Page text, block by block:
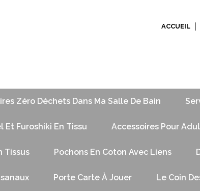
ACCUEIL
Zéro Déchets Dans Ma Salle De Bain
Et Furoshiki En Tissu Accessoires Pour
Tissus Pochons En Coton Avec Liens
Porte Carte À Jouer Le Coin